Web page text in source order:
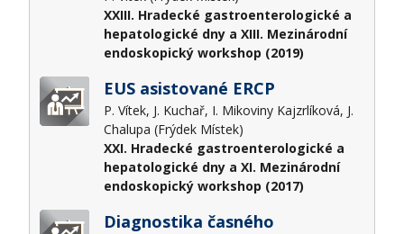
XXIII. Hradecké gastroenterologické a
hepatologické dny a XIII. Mezinárodní
endoskopický workshop (2019)
EUS asistované ERCP
P. Vítek, J. Kuchař, I. Mikoviny Kajzrlíková, J.
Chalupa (Frýdek Místek)
XXI. Hradecké gastroenterologické a
hepatologické dny a XI. Mezinárodní
endoskopický workshop (2017)
Diagnostika časného